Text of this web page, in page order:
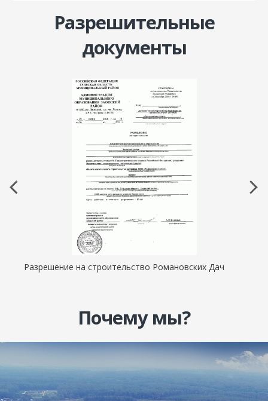
Разрешительные
документы
Разрешение на строительство Романовских Дач
Почему мы?